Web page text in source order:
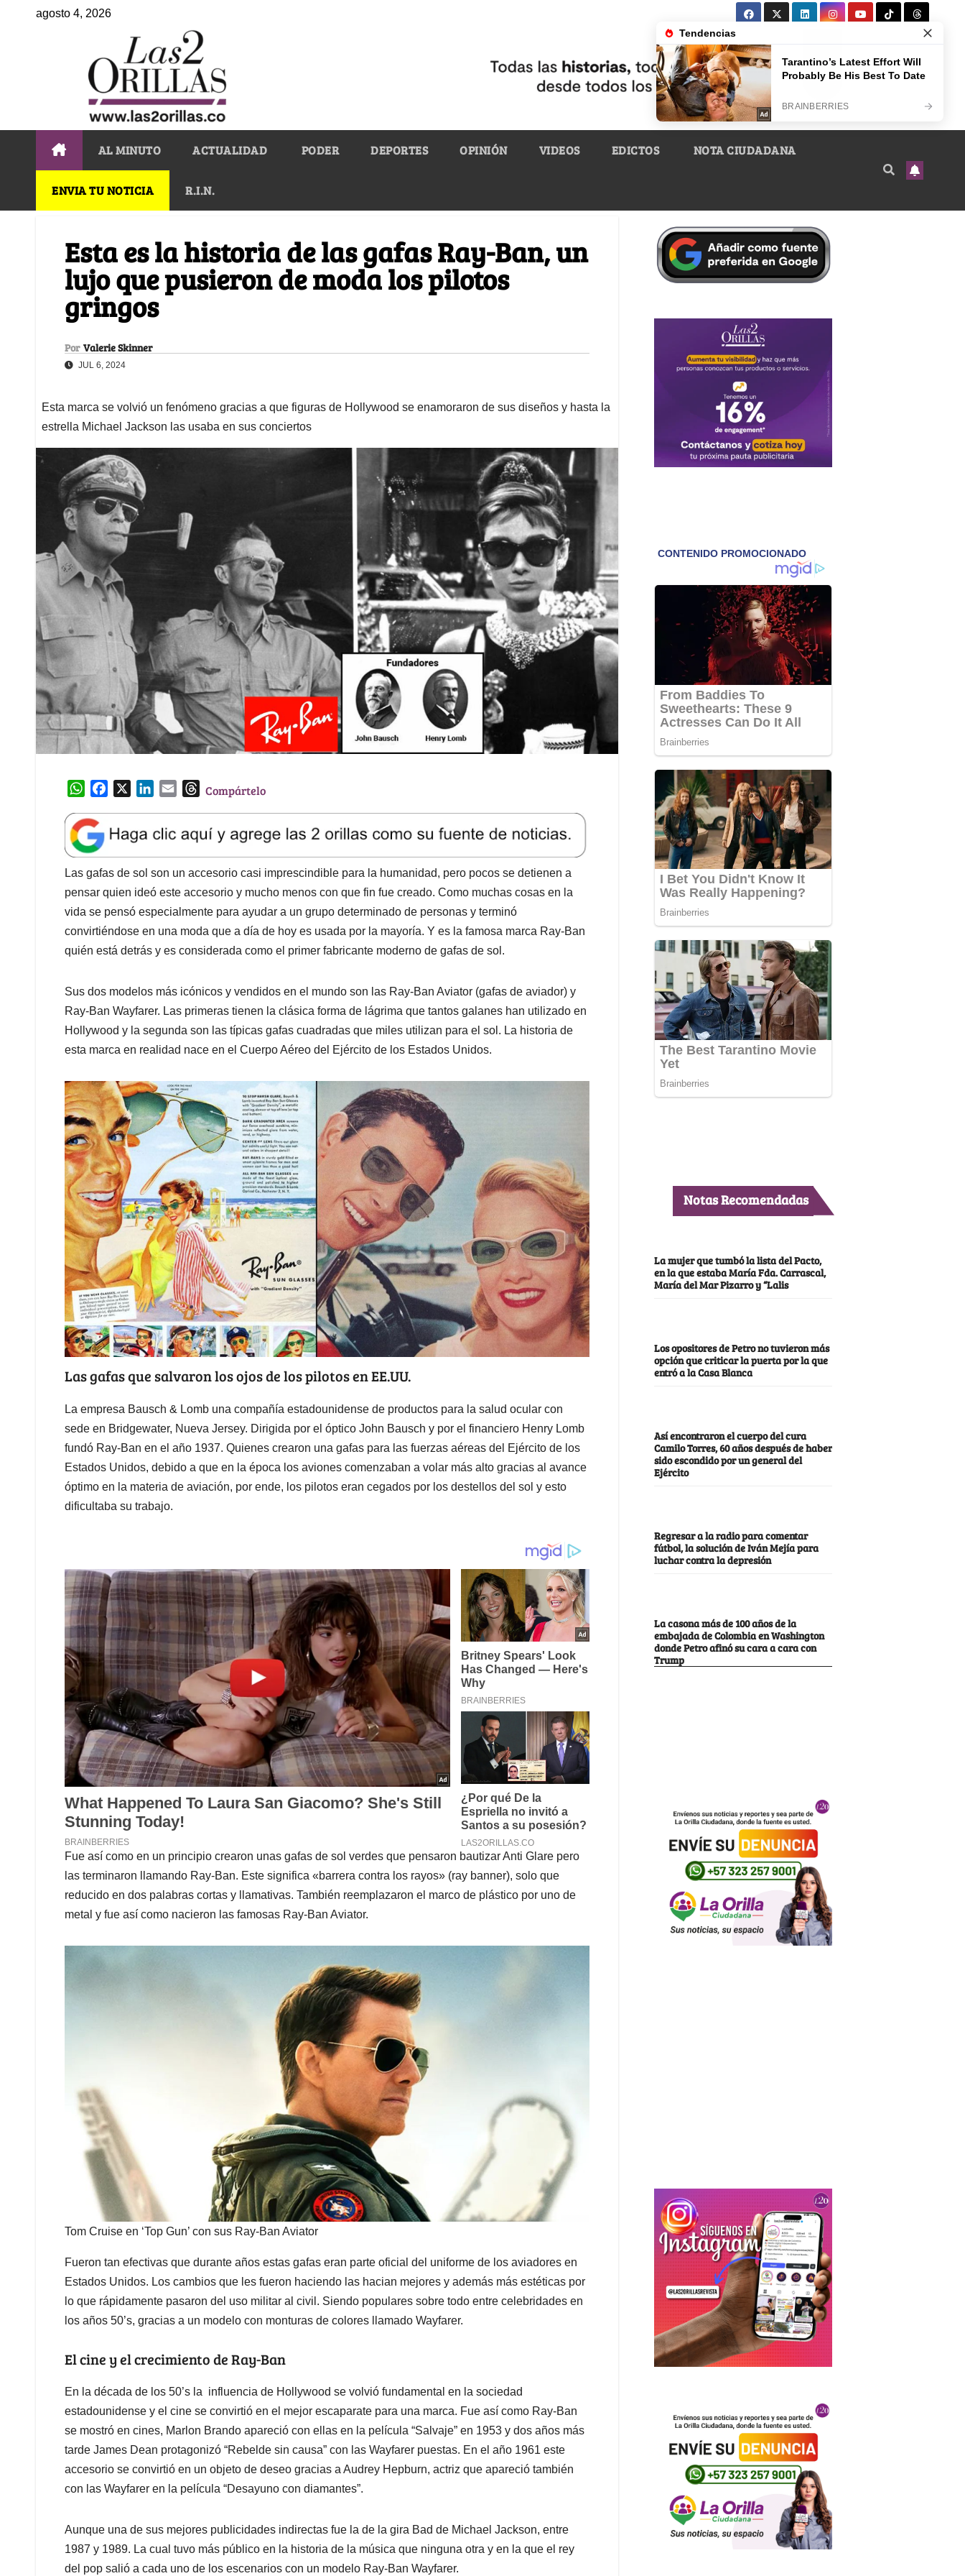
agosto 4, 2026
AL MINUTO ACTUALIDAD PODER DEPORTES OPINIÓN VIDEOS EDICTOS NOTA CIUDADANA
ENVIA TU NOTICIA R.I.N.
Esta es la historia de las gafas Ray-Ban, un
lujo que pusieron de moda los pilotos
gringos
Por Valerie Skinner
JUL 6, 2024
Esta marca se volvió un fenómeno gracias a que figuras de Hollywood se enamoraron de sus diseños y hasta la
estrella Michael Jackson las usaba en sus conciertos
W
a
t
s
A
p
p
e
b
o
o
k
k
e
d
I
n
l
T
e
a
d
s
Compártelo
Las gafas de sol son un accesorio casi imprescindible para la humanidad, pero pocos se detienen a
pensar quien ideó este accesorio y mucho menos con que fin fue creado. Como muchas cosas en la
vida se pensó especialmente para ayudar a un grupo determinado de personas y terminó
convirtiéndose en una moda que a día de hoy es usada por la mayoría. Y es la famosa marca Ray-Ban
quién está detrás y es considerada como el primer fabricante moderno de gafas de sol.
Sus dos modelos más icónicos y vendidos en el mundo son las Ray-Ban Aviator (gafas de aviador) y
Ray-Ban Wayfarer. Las primeras tienen la clásica forma de lágrima que tantos galanes han utilizado en
Hollywood y la segunda son las típicas gafas cuadradas que miles utilizan para el sol. La historia de
esta marca en realidad nace en el Cuerpo Aéreo del Ejército de los Estados Unidos.
Las gafas que salvaron los ojos de los pilotos en EE.UU.
La empresa Bausch & Lomb una compañía estadounidense de productos para la salud ocular con
sede en Bridgewater, Nueva Jersey. Dirigida por el óptico John Bausch y por el financiero Henry Lomb
fundó Ray-Ban en el año 1937. Quienes crearon una gafas para las fuerzas aéreas del Ejército de los
Estados Unidos, debido a que en la época los aviones comenzaban a volar más alto gracias al avance
óptimo en la materia de aviación, por ende, los pilotos eran cegados por los destellos del sol y esto
dificultaba su trabajo.
Fue así como en un principio crearon unas gafas de sol verdes que pensaron bautizar Anti Glare pero
las terminaron llamando Ray-Ban. Este significa «barrera contra los rayos» (ray banner), solo que
reducido en dos palabras cortas y llamativas. También reemplazaron el marco de plástico por uno de
metal y fue así como nacieron las famosas Ray-Ban Aviator.
Tom Cruise en ‘Top Gun’ con sus Ray-Ban Aviator
Fueron tan efectivas que durante años estas gafas eran parte oficial del uniforme de los aviadores en
Estados Unidos. Los cambios que les fueron haciendo las hacian mejores y además más estéticas por
lo que rápidamente pasaron del uso militar al civil. Siendo populares sobre todo entre celebridades en
los años 50’s, gracias a un modelo con monturas de colores llamado Wayfarer.
El cine y el crecimiento de Ray-Ban
En la década de los 50’s la influencia de Hollywood se volvió fundamental en la sociedad
estadounidense y el cine se convirtió en el mejor escaparate para una marca. Fue así como Ray-Ban
se mostró en cines, Marlon Brando apareció con ellas en la película “Salvaje” en 1953 y dos años más
tarde James Dean protagonizó “Rebelde sin causa” con las Wayfarer puestas. En el año 1961 este
accesorio se convirtió en un objeto de deseo gracias a Audrey Hepburn, actriz que apareció también
con las Wayfarer en la película “Desayuno con diamantes”.
Aunque una de sus mejores publicidades indirectas fue la de la gira Bad de Michael Jackson, entre
1987 y 1989. La cual tuvo más público en la historia de la música que ninguna otra y en la que el rey
del pop salió a cada uno de los escenarios con un modelo Ray-Ban Wayfarer.
Notas Recomendadas
La mujer que tumbó la lista del Pacto,
en la que estaba María Fda. Carrascal,
María del Mar Pizarro y “Lalis
Los opositores de Petro no tuvieron más
opción que criticar la puerta por la que
entró a la Casa Blanca
Así encontraron el cuerpo del cura
Camilo Torres, 60 años después de haber
sido escondido por un general del
Ejército
Regresar a la radio para comentar
fútbol, la solución de Iván Mejía para
luchar contra la depresión
La casona más de 100 años de la
embajada de Colombia en Washington
donde Petro afinó su cara a cara con
Trump